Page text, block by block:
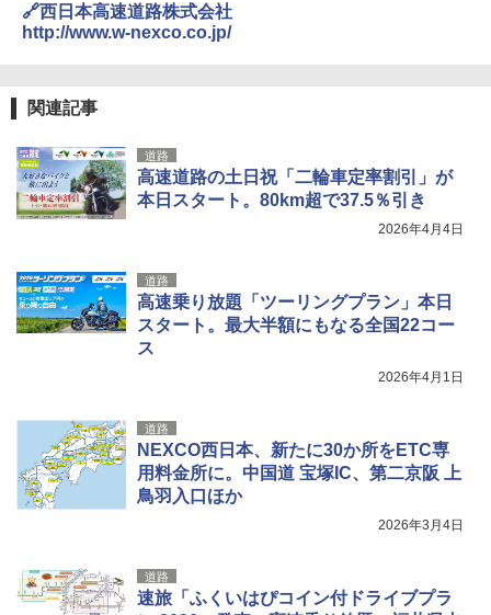
🔗西日本高速道路株式会社
http://www.w-nexco.co.jp/
関連記事
道路
高速道路の土日祝「二輪車定率割引」が
本日スタート。80km超で37.5％引き
2026年4月4日
道路
高速乗り放題「ツーリングプラン」本日
スタート。最大半額にもなる全国22コー
ス
2026年4月1日
道路
NEXCO西日本、新たに30か所をETC専
用料金所に。中国道 宝塚IC、第二京阪 上
鳥羽入口ほか
2026年3月4日
道路
速旅「ふくいはぴコイン付ドライブプラ